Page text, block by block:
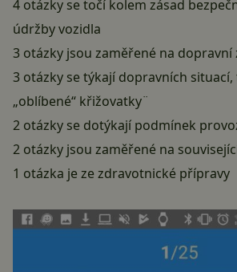
4 otázky se točí kolem zásad
údržby vozidla
3 otázky jsou zaměřené na dopravní
3 otázky se týkají dopravních situací,
„oblíbené“ křižovatky¨
2 otázky se dotýkají podmínek
2 otázky jsou zaměřené na
1 otázka je ze zdravotnické přípravy